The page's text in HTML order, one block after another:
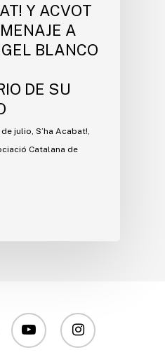
Y ACVOT
A
BLANCO
DE SU
julio, S’ha Acabat!,
Catalana de
youtube instagram